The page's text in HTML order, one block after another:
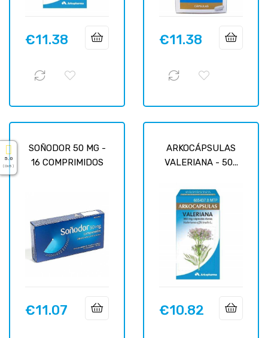
Price
€11.38 Price
€11.38
SOÑODOR 50 MG -
16 COMPRIMIDOS
Price
€11.07
ARKOCÁPSULAS
VALERIANA - 50...
Price
€10.82
5.0
( On 5 )